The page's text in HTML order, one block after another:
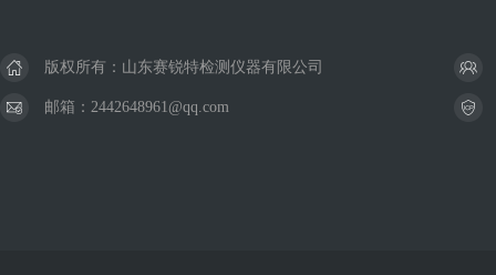
版权所有：山东赛锐特检测仪器有限公司
邮箱：2442648961@qq.com